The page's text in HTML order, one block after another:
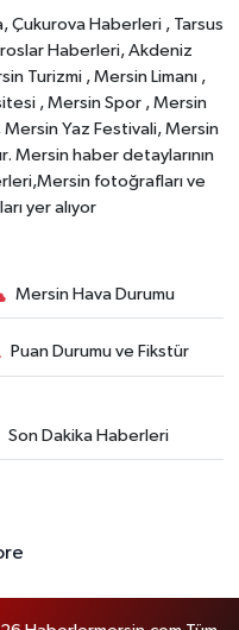
Çukurova Haberleri , Tarsus
Haberleri, Akdeniz
Turizmi , Mersin Limanı ,
, Mersin Spor , Mersin
Mersin Yaz Festivali, Mersin
Mersin haber detaylarının
fotoğrafları ve
yer alıyor
Mersin Hava Durumu
Puan Durumu ve Fikstür
Son Dakika Haberleri